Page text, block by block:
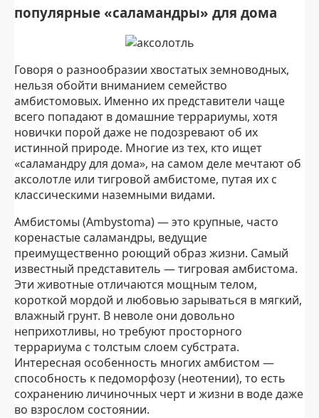
популярные «саламандры» для дома
Говоря о разнообразии хвостатых земноводных,
нельзя обойти вниманием семейство
амбистомовых. Именно их представители чаще
всего попадают в домашние террариумы, хотя
новички порой даже не подозревают об их
истинной природе. Многие из тех, кто ищет
«саламандру для дома», на самом деле мечтают об
аксолотле или тигровой амбистоме, путая их с
классическими наземными видами.
Амбистомы (Ambystoma) — это крупные, часто
коренастые саламандры, ведущие
преимущественно роющий образ жизни. Самый
известный представитель — тигровая амбистома.
Эти животные отличаются мощным телом,
короткой мордой и любовью зарываться в мягкий,
влажный грунт. В неволе они довольно
неприхотливы, но требуют просторного
террариума с толстым слоем субстрата.
Интересная особенность многих амбистом —
способность к педоморфозу (неотении), то есть
сохранению личиночных черт и жизни в воде даже
во взрослом состоянии.